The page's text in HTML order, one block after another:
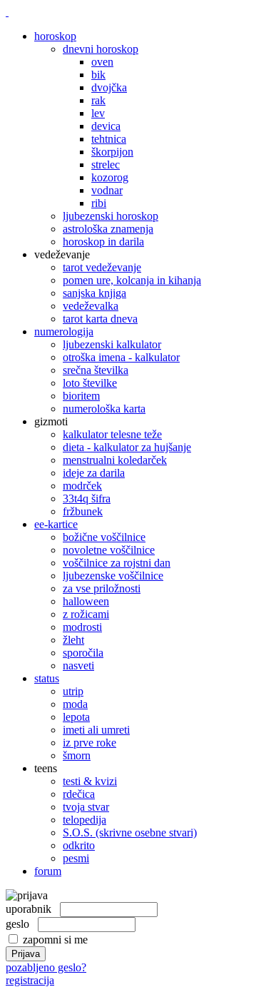
horoskop
dnevni horoskop
oven
bik
dvojčka
rak
lev
devica
tehtnica
škorpijon
strelec
kozorog
vodnar
ribi
ljubezenski horoskop
astrološka znamenja
horoskop in darila
vedeževanje
tarot vedeževanje
pomen ure, kolcanja in kihanja
sanjska knjiga
vedeževalka
tarot karta dneva
numerologija
ljubezenski kalkulator
otroška imena - kalkulator
srečna številka
loto številke
bioritem
numerološka karta
gizmoti
kalkulator telesne teže
dieta - kalkulator za hujšanje
menstrualni koledarček
ideje za darila
modrček
33t4q šifra
fržbunek
ee-kartice
božične voščilnice
novoletne voščilnice
voščilnice za rojstni dan
ljubezenske voščilnice
za vse priložnosti
halloween
z rožicami
modrosti
žleht
sporočila
nasveti
status
utrip
moda
lepota
imeti ali umreti
iz prve roke
šmorn
teens
testi & kvizi
rdečica
tvoja stvar
telopedija
S.O.S. (skrivne osebne stvari)
odkrito
pesmi
forum
uporabnik
geslo
zapomni si me
pozabljeno geslo?
registracija